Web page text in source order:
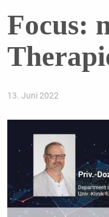
Focus:
13. Juni 2022